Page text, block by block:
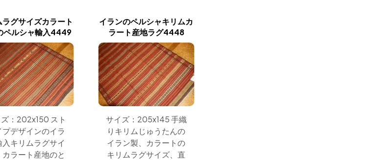
ラグサイズカラート
ペルシャ輸入4449
：202x150 スト
プデザインのイラ
入キリムラグサイ
カラート産地のと
イランのペルシャキリムカ
ラート産地ラグ4448
サイズ：205x145 手織
りキリムじゅうたんの
イラン製、カラートの
キリムラグサイズ、直